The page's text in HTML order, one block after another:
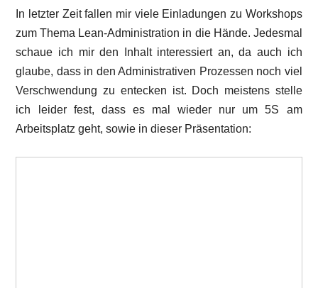
In letzter Zeit fallen mir viele Einladungen zu Workshops
zum Thema Lean-Administration in die Hände. Jedesmal
schaue ich mir den Inhalt interessiert an, da auch ich
glaube, dass in den Administrativen Prozessen noch viel
Verschwendung zu entecken ist. Doch meistens stelle
ich leider fest, dass es mal wieder nur um 5S am
Arbeitsplatz geht, sowie in dieser Präsentation: